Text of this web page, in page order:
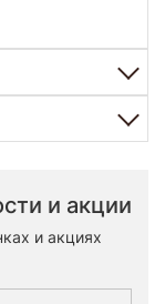
и акции
и акциях